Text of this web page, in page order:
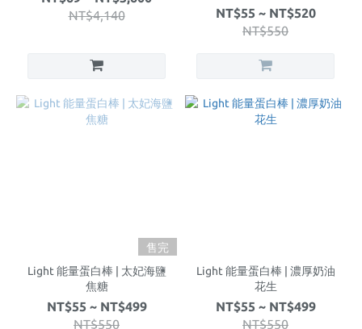
NT$4,140
NT$55 ~ NT$520
NT$550
售完
Light 能量蛋白棒 | 太妃海鹽
焦糖
NT$55 ~ NT$499
NT$550
Light 能量蛋白棒 | 濃厚奶油
花生
NT$55 ~ NT$499
NT$550